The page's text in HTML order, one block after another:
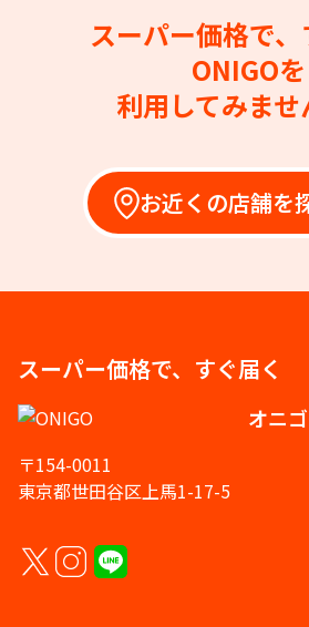
スーパー価格で、
ONIGOを
利用してみませ
お近くの店舗を
スーパー価格で、すぐ届く
オニ
〒154-0011
東京都世田谷区上馬1-17-5